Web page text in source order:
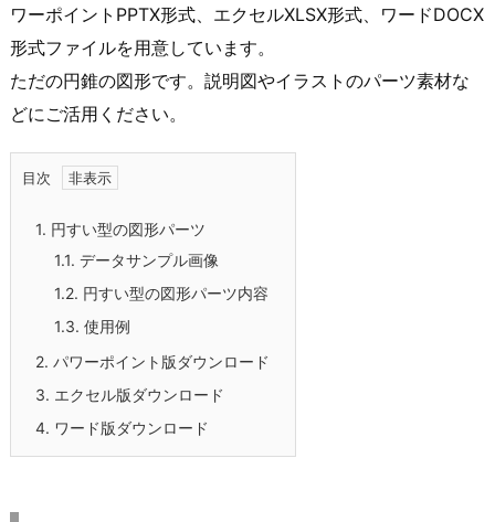
ワーポイントPPTX形式、エクセルXLSX形式、ワードDOCX
形式ファイルを用意しています。
ただの円錐の図形です。説明図やイラストのパーツ素材な
どにご活用ください。
目次
1. 円すい型の図形パーツ
1.1. データサンプル画像
1.2. 円すい型の図形パーツ内容
1.3. 使用例
2. パワーポイント版ダウンロード
3. エクセル版ダウンロード
4. ワード版ダウンロード